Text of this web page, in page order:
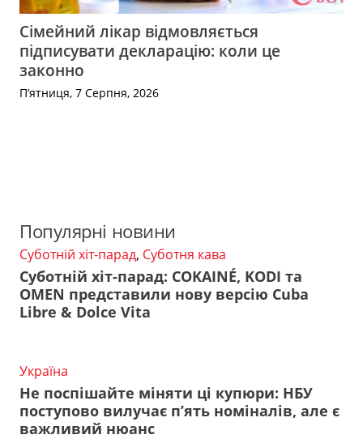
Сімейний лікар відмовляється
підписувати декларацію: коли це
законно
П’ятниця, 7 Серпня, 2026
Популярні новини
Суботній хіт-парад, Суботня кава
Суботній хіт-парад: COKAINÉ, KODI та
OMEN представили нову версію Cuba
Libre & Dolce Vita
Україна
Не поспішайте міняти ці купюри: НБУ
поступово вилучає п’ять номіналів, але є
важливий нюанс